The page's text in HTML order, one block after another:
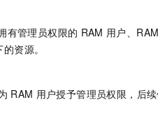
有管理员权限的 RAM 用户、RAM
资源。
RAM 用户授予管理员权限，后
，专为长程任务能力而生
管理容器应用的 K8s 服务 云
，送备案服务码 AI